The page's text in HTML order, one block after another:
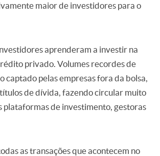
maior de investidores para o
aprenderam a investir na
privado. Volumes recordes de
captado pelas empresas fora da bolsa,
de dívida, fazendo circular muito
plataformas de investimento, gestoras
as transações que acontecem no